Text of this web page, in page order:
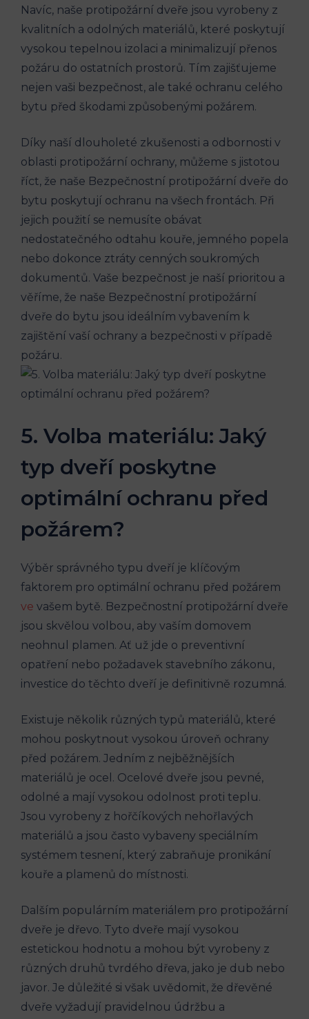
Navíc, naše protipožární dveře jsou vyrobeny z
kvalitních a odolných materiálů, které poskytují
vysokou tepelnou izolaci a minimalizují přenos
požáru do ostatních prostorů. Tím zajišťujeme
nejen vaši bezpečnost, ale také ochranu celého
bytu před škodami způsobenými požárem.
Díky naší dlouholeté zkušenosti a odbornosti v
oblasti protipožární ochrany, můžeme s jistotou
říct, že naše Bezpečnostní protipožární dveře do
bytu poskytují ochranu na všech frontách. Při
jejich použití se nemusíte obávat
nedostatečného odtahu kouře, jemného popela
nebo dokonce ztráty cenných soukromých
dokumentů. Vaše bezpečnost je naší prioritou a
věříme, že naše Bezpečnostní protipožární
dveře do bytu jsou ideálním vybavením k
zajištění vaší ochrany a bezpečnosti v případě
požáru.
5. Volba materiálu: Jaký
typ dveří poskytne
optimální ochranu před
požárem?
Výběr správného typu dveří je klíčovým
faktorem pro optimální ochranu před požárem
ve vašem bytě. Bezpečnostní protipožární dveře
jsou skvělou volbou, aby vaším domovem
neohnul plamen. Ať už jde o preventivní
opatření nebo požadavek stavebního zákonu,
investice do těchto dveří je definitivně rozumná.
Existuje několik různých typů materiálů, které
mohou poskytnout vysokou úroveň ochrany
před požárem. Jedním z nejběžnějších
materiálů je ocel. Ocelové dveře jsou pevné,
odolné a mají vysokou odolnost proti teplu.
Jsou vyrobeny z hořčíkových nehořlavých
materiálů a jsou často vybaveny speciálním
systémem tesnení, který zabraňuje pronikání
kouře a plamenů do místnosti.
Dalším populárním materiálem pro protipožární
dveře je dřevo. Tyto dveře mají vysokou
estetickou hodnotu a mohou být vyrobeny z
různých druhů tvrdého dřeva, jako je dub nebo
javor. Je důležité si však uvědomit, že dřevěné
dveře vyžadují pravidelnou údržbu a